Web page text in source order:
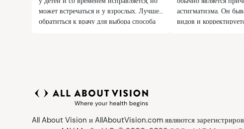
может встречаться и у взрослых. Лучше
обратиться к врачу для выбора способа
астигматизма. Он
видов и
All About Vision и AllAboutVision.com являются